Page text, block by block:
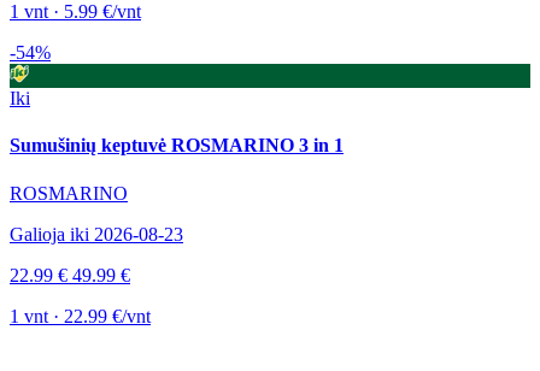
1 vnt · 5.99 €/vnt
-54%
Iki
Sumušinių keptuvė ROSMARINO 3 in 1
ROSMARINO
Galioja iki 2026-08-23
22.99 € 49.99 €
1 vnt · 22.99 €/vnt